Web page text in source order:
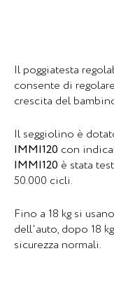
Il poggiatesta
consente di
crescita del
Il seggiolino è
IMMI120 con
IMMI120 è stata
50.000 cicli.
Fino a 18 kg si
dell'auto, dopo 18
sicurezza normali.